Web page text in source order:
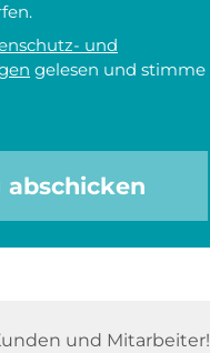
und
gelesen und stimme
abschicken
und Mitarbeiter!